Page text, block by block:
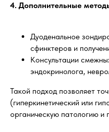
4. Дополнительные
Дуоденальное
сфинктеров и
Консультации
эндокринолога,
Такой подход позволяет
(гиперкинетический или
органическую патологию